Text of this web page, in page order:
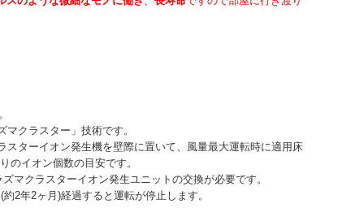
クラスター」技術です。
ターイオン発生機を壁際に置いて、風量最大運転時に適用床
のイオン個数の目安です。
マクラスターイオン発生ユニットの交換が必要です。
2年2ヶ月)経過すると運転が停止します。